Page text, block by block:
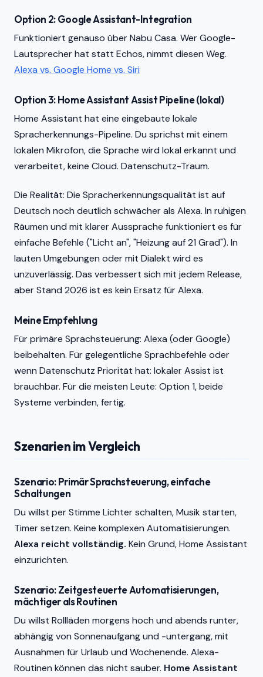
Option 2: Google Assistant-Integration
Funktioniert genauso über Nabu Casa. Wer Google-
Lautsprecher hat statt Echos, nimmt diesen Weg.
Alexa vs. Google Home vs. Siri
Option 3: Home Assistant Assist Pipeline (lokal)
Home Assistant hat eine eingebaute lokale
Spracherkennungs-Pipeline. Du sprichst mit einem
lokalen Mikrofon, die Sprache wird lokal erkannt und
verarbeitet, keine Cloud. Datenschutz-Traum.
Die Realität: Die Spracherkennungsqualität ist auf
Deutsch noch deutlich schwächer als Alexa. In ruhigen
Räumen und mit klarer Aussprache funktioniert es für
einfache Befehle ("Licht an", "Heizung auf 21 Grad"). In
lauten Umgebungen oder mit Dialekt wird es
unzuverlässig. Das verbessert sich mit jedem Release,
aber Stand 2026 ist es kein Ersatz für Alexa.
Meine Empfehlung
Für primäre Sprachsteuerung: Alexa (oder Google)
beibehalten. Für gelegentliche Sprachbefehle oder
wenn Datenschutz Priorität hat: lokaler Assist ist
brauchbar. Für die meisten Leute: Option 1, beide
Systeme verbinden, fertig.
Szenarien im Vergleich
Szenario: Primär Sprachsteuerung, einfache
Schaltungen
Du willst per Stimme Lichter schalten, Musik starten,
Timer setzen. Keine komplexen Automatisierungen.
Alexa reicht vollständig. Kein Grund, Home Assistant
einzurichten.
Szenario: Zeitgesteuerte Automatisierungen,
mächtiger als Routinen
Du willst Rollläden morgens hoch und abends runter,
abhängig von Sonnenaufgang und -untergang, mit
Ausnahmen für Urlaub und Wochenende. Alexa-
Routinen können das nicht sauber. Home Assistant